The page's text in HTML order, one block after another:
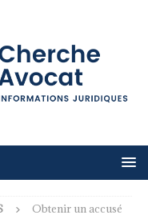
Obtenir un accusé